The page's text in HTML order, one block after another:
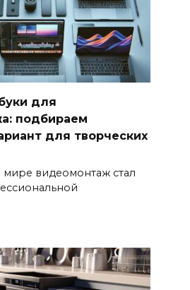
для
подбираем
для творческих
видеомонтаж стал